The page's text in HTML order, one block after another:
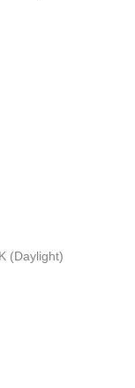
(Daylight)